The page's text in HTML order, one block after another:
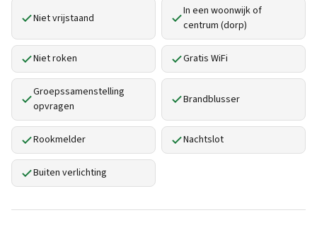
Niet vrijstaand
In een woonwijk of
centrum (dorp)
Niet roken Gratis WiFi
Groepssamenstelling
opvragen
Brandblusser
Rookmelder Nachtslot
Buiten verlichting